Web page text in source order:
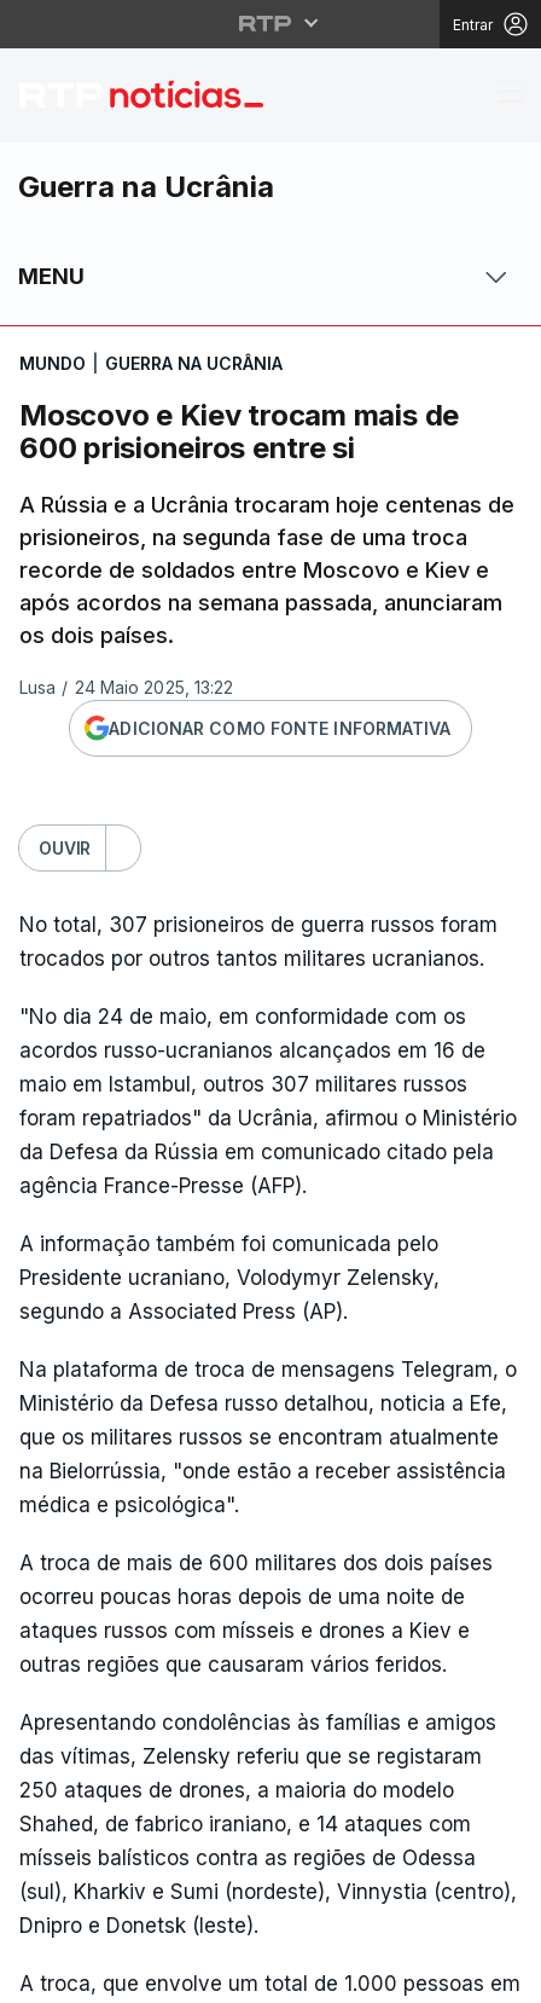
Entrar
Moscovo e Kiev
Guerra na Ucrânia
MENU
MUNDO GUERRA NA UCRÂNIA
Moscovo e Kiev trocam mais de
600 prisioneiros entre si
A Rússia e a Ucrânia trocaram hoje centenas de
prisioneiros, na segunda fase de uma troca
recorde de soldados entre Moscovo e Kiev e
após acordos na semana passada, anunciaram
os dois países.
Lusa / 24 Maio 2025, 13:22
ADICIONAR COMO FONTE INFORMATIVA
OUVIR
No total, 307 prisioneiros de guerra russos foram
trocados por outros tantos militares ucranianos.
"No dia 24 de maio, em conformidade com os
acordos russo-ucranianos alcançados em 16 de
maio em Istambul, outros 307 militares russos
foram repatriados" da Ucrânia, afirmou o Ministério
da Defesa da Rússia em comunicado citado pela
agência France-Presse (AFP).
A informação também foi comunicada pelo
Presidente ucraniano, Volodymyr Zelensky,
segundo a Associated Press (AP).
Na plataforma de troca de mensagens Telegram, o
Ministério da Defesa russo detalhou, noticia a Efe,
que os militares russos se encontram atualmente
na Bielorrússia, "onde estão a receber assistência
médica e psicológica".
A troca de mais de 600 militares dos dois países
ocorreu poucas horas depois de uma noite de
ataques russos com mísseis e drones a Kiev e
outras regiões que causaram vários feridos.
Apresentando condolências às famílias e amigos
das vítimas, Zelensky referiu que se registaram
250 ataques de drones, a maioria do modelo
Shahed, de fabrico iraniano, e 14 ataques com
mísseis balísticos contra as regiões de Odessa
(sul), Kharkiv e Sumi (nordeste), Vinnystia (centro),
Dnipro e Donetsk (leste).
A troca, que envolve um total de 1.000 pessoas em